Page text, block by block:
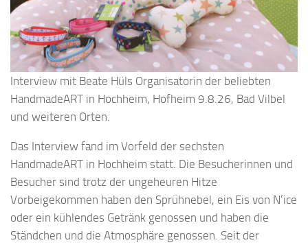
Interview mit Beate Hüls Organisatorin der beliebten
HandmadeART in Hochheim, Hofheim 9.8.26, Bad Vilbel
und weiteren Orten.
Das Interview fand im Vorfeld der sechsten
HandmadeART in Hochheim statt. Die Besucherinnen und
Besucher sind trotz der ungeheuren Hitze
Vorbeigekommen haben den Sprühnebel, ein Eis von N’ice
oder ein kühlendes Getränk genossen und haben die
Ständchen und die Atmosphäre genossen. Seit der